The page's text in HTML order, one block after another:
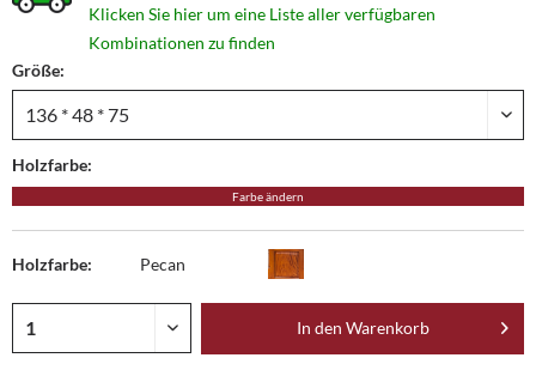
Klicken Sie hier um eine Liste aller verfügbaren
Kombinationen zu finden
Größe:
Holzfarbe:
Farbe ändern
Holzfarbe: Pecan
In den Warenkorb